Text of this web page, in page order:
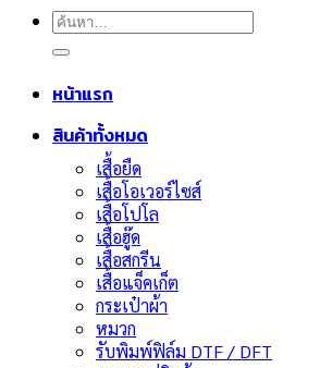
ค้นหา:
หน้าแรก
สินค้าทั้งหมด
เสื้อยืด
เสื้อโอเวอร์ไซส์
เสื้อโปโล
เสื้อฮู๊ด
เสื้อสกรีน
เสื้อแจ็คเก็ต
กระเป๋าผ้า
หมวก
รับพิมพ์ฟิล์ม DTF / DFT